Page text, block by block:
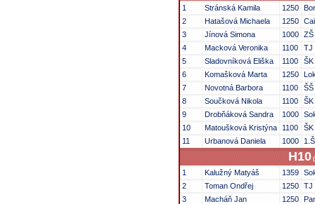
1 Stránská Kamila 1250
2
Hatašová Michaela 1250
3
Jínová Simona 1000 ZŠ
4
Macková Veronika 1100
TJ
5
Sladovníková Eliška 1100
6
Komašková Marta 1250
7
Novotná Barbora 1100
8
Součková Nikola 1100
9
Drobňáková Sandra 1000
10
Matoušková Kristýna 1100
11
Urbanová Daniela 1000
H10
1 Kalužný Matyáš 1359
2
Toman Ondřej 1250 TJ
3
Macháň Jan 1250